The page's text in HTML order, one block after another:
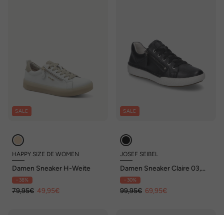
SALE
HAPPY SIZE DE WOMEN
Damen Sneaker H-Weite
- 38%
79,95€ 49,95€
SALE
JOSEF SEIBEL
Damen Sneaker Claire 03,
schwarz
- 30%
99,95€ 69,95€